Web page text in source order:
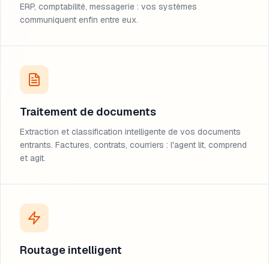
ERP, comptabilité, messagerie : vos systèmes
communiquent enfin entre eux.
Traitement de documents
Extraction et classification intelligente de vos documents
entrants. Factures, contrats, courriers : l'agent lit, comprend
et agit.
Routage intelligent